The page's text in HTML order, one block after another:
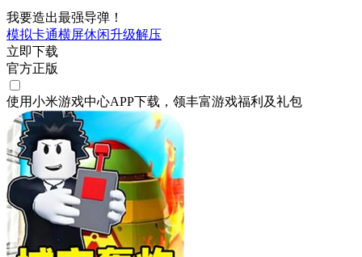
我要造出最强导弹！
模拟卡通横屏休闲升级解压
立即下载
官方正版
使用小米游戏中心APP下载 ，领丰富游戏福利 及礼包